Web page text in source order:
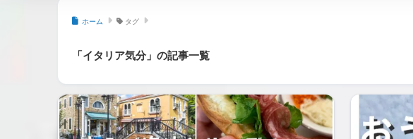
ホーム タグ
「イタリア気分」の記事一覧